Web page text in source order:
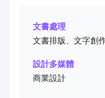
文書處理
文書排版、文字創
設計多媒體
商業設計